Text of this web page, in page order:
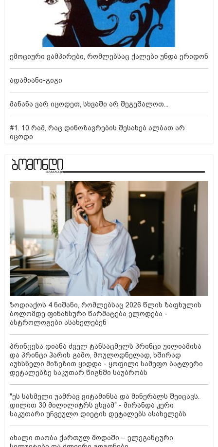
ემოციური ვამპირები, რომლებსაც ქალები უნდა ერიდონ
ადამიანი-გიგი
მანანა ვარ იცოდეთ, სხვაში არ შეგეშალოთ...
#1. 10 რამ, რაც დინოზავრების შესახებ ალბათ არ
იცოდი
ზოდიაქოს 4 ნიშანი, რომლებსაც 2026 წლის ზაფხულის
ბოლომდე ფინანსური წარმატება ელოდება -
ასტროლოგები ასახელებენ
პრინცესა დიანა ძველ ტანსაცმელს პრინცი უილიამისა
და პრინცი ჰარის გამო, მოულოდნელად, ხშირად
აუხსნელი მიზეზით ყიდდა - ყოფილი სამეფო ბატლერი
დეტალებზე საკუთარ წიგნში საუბრობს
"ეს სასმელი უამრავ ვიტამინსა და მინერალს შეიცავს.
დილით 30 მილილიტრს ვსვამ" - მირანდა კერი
საკუთარი უჩვეულო დიეტის დეტალებს ასახელებს
ახალი თაობა ქართულ მოდაში – ელეგანტური